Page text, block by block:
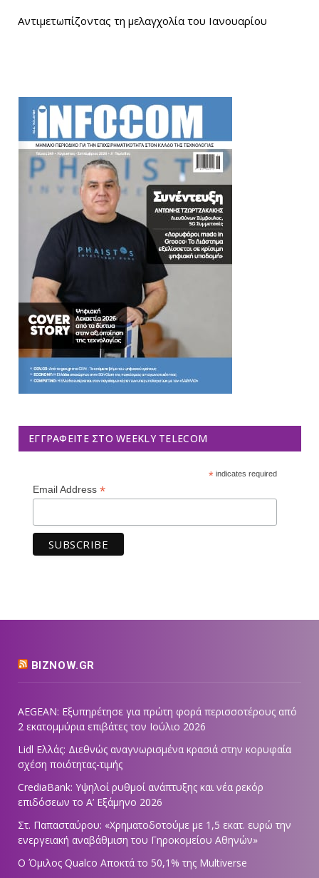
Αντιμετωπίζοντας τη μελαγχολία του Ιανουαρίου
ΕΓΓΡΑΦΕΊΤΕ ΣΤΟ WEEKLY TELECOM
*indicates required
Email Address *
BIZNOW.GR
AEGEAN: Εξυπηρέτησε για πρώτη φορά περισσοτέρους από
2 εκατομμύρια επιβάτες τον Ιούλιο 2026
Lidl Ελλάς: Διεθνώς αναγνωρισμένα κρασιά στην κορυφαία
σχέση ποιότητας-τιμής
CrediaBank: Υψηλοί ρυθμοί ανάπτυξης και νέα ρεκόρ
επιδόσεων το Α’ Εξάμηνο 2026
Στ. Παπασταύρου: «Χρηματοδοτούμε με 1,5 εκατ. ευρώ την
ενεργειακή αναβάθμιση του Γηροκομείου Αθηνών»
Ο Όμιλος Qualco Αποκτά το 50,1% της Multiverse